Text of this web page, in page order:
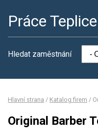
Práce Teplice
Hledat zaměstnání
Hlavní strana / Katalog firem /
Original Barber